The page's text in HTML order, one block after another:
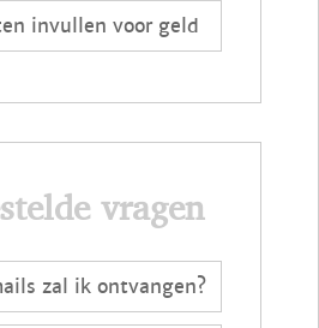
invullen voor geld
vragen
zal ik ontvangen?